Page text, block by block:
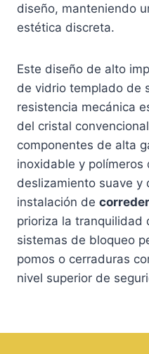
diseño, manteniendo
estética discreta.
Este diseño de alto
de vidrio templado de
resistencia mecánica
del cristal
componentes de alta
inoxidable y polímeros
deslizamiento suave y
instalación de
prioriza la tranquilidad
sistemas de bloqueo
pomos o cerraduras
nivel superior de